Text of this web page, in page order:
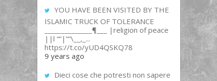
YOU HAVE BEEN VISITED BY THE
ISLAMIC TRUCK OF TOLERANCE
______________¶___ |religion of peace
||l “”|””\__,_...
https://t.co/yUD4QSKQ78
9 years ago
Dieci cose che potresti non sapere